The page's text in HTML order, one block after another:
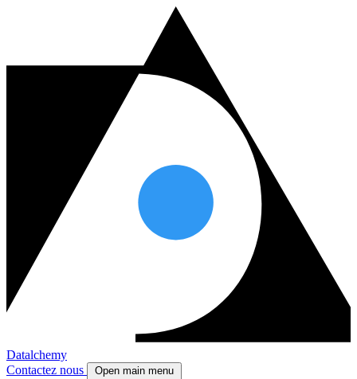
Datalchemy
Contactez nous
Open main menu